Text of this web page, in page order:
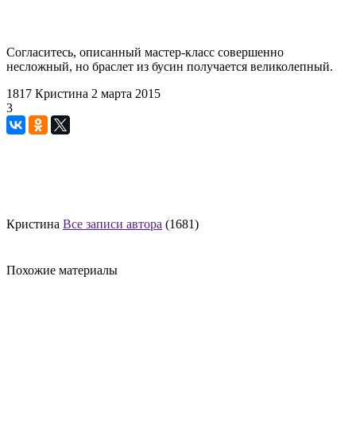
Согласитесь, описанный мастер-класс совершенно
несложный, но браслет из бусин получается великолепный.
1817 Кристина 2 марта 2015
3
Кристина Все записи автора (1681)
Похожие материалы